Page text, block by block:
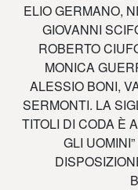
ELIO GERMANO,
GIOVANNI
ROBERTO
MONICA
ALESSIO BONI,
SERMONTI. LA
TITOLI DI CODA È
GLI